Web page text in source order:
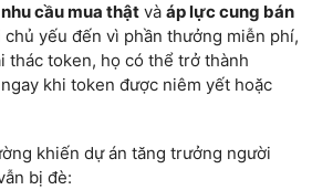
nhu cầu mua thật và áp lực cung bán
chủ yếu đến vì phần thưởng miễn phí,
thác token, họ có thể trở thành
khi token được niêm yết hoặc
khiến dự án tăng trưởng người
bị đè: